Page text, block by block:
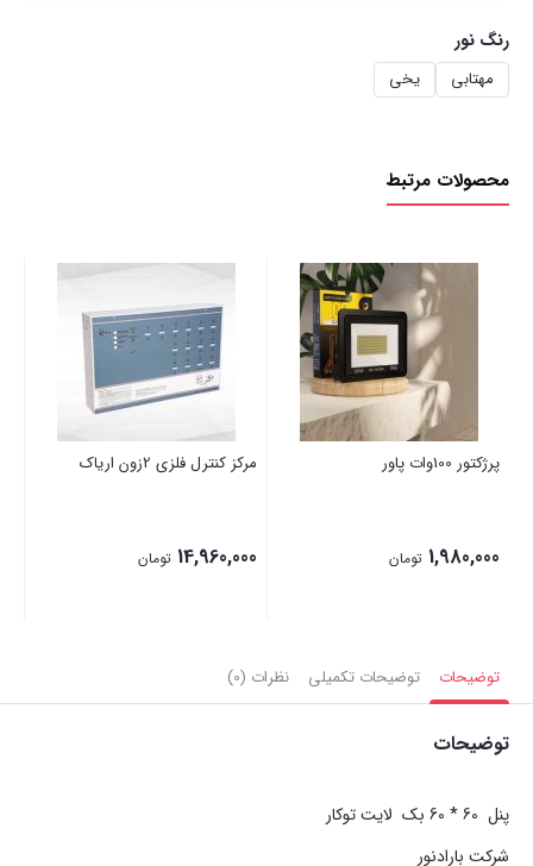
رنگ نور
مهتابی یخی
محصولات مرتبط
پرژکتور 100وات پاور
1,980,000 تومان
مرکز کنترل فلزی 2زون اریاک
14,960,000 تومان
توضیحات توضیحات تکمیلی نظرات (0)
توضیحات
پنل 60 * 60 بک لایت توکار
شرکت بارادنور